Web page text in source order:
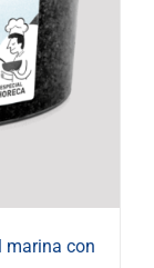
marina con